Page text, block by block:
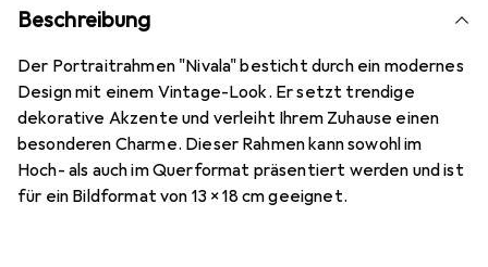
Beschreibung
Der Portraitrahmen "Nivala" besticht durch ein modernes
Design mit einem Vintage-Look. Er setzt trendige
dekorative Akzente und verleiht Ihrem Zuhause einen
besonderen Charme. Dieser Rahmen kann sowohl im
Hoch- als auch im Querformat präsentiert werden und ist
für ein Bildformat von 13 x 18 cm geeignet.